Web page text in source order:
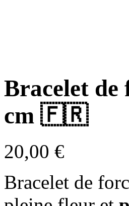
Bracelet
cm 🇫🇷
20,00 €
Bracelet de